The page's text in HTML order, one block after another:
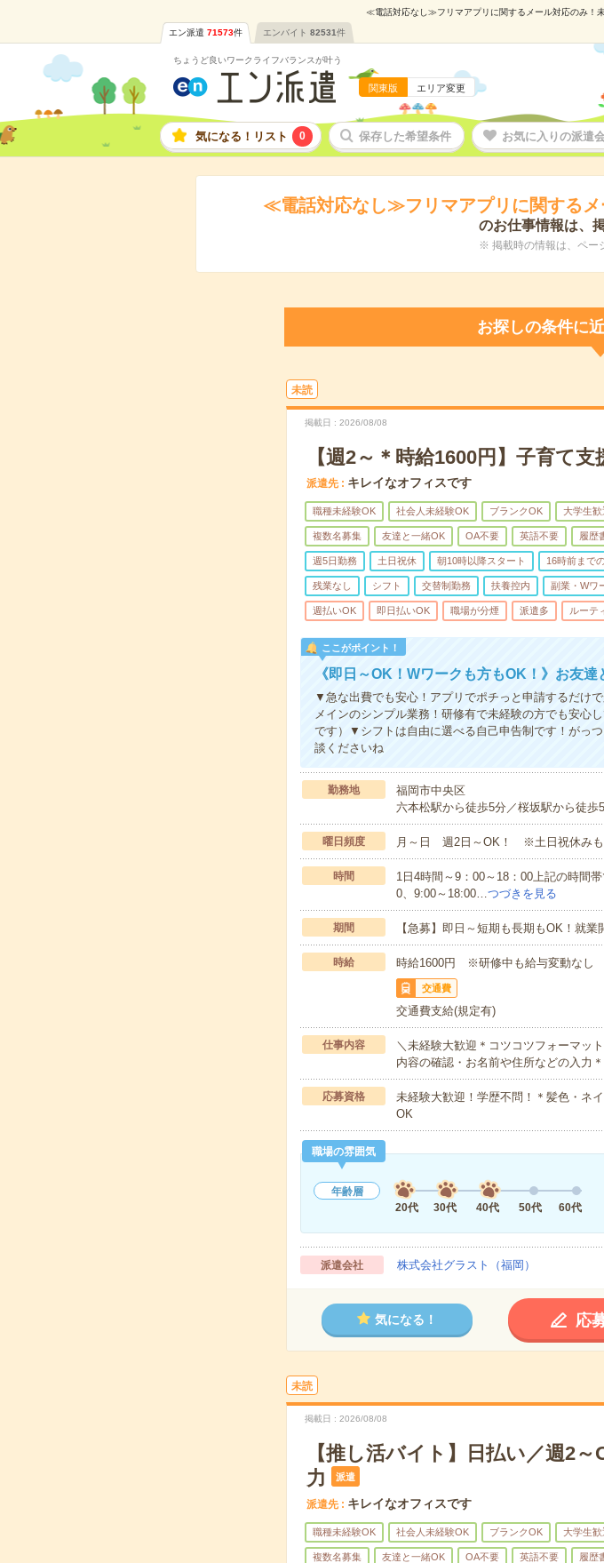
≪電話対応なし≫フリマアプリに関するメール対応のみ！
エン派遣 71573件 エンバイト 82531件
ちょうど良いワークライフバランスが叶う
関東版 エリア変更
気になる！リスト 0 保存した希望条件 お気に入りの派遣
≪電話対応なし≫フリマアプリに関するメ
のお仕事情報は、
※ 掲載時の情報は、ペー
お探しの条件に
未読
掲載日 2026/08/08
【週2～＊時給1600円】子育て
派遣先 キレイなオフィスです
職種未経験OK 社会人未経験OK ブランクOK 大学生歓
複数名募集 友達と一緒OK OA不要 英語不要 履歴
週5日勤務 土日祝休 朝10時以降スタート 16時前まで
残業なし シフト 交替制勤務 扶養控内 副業・Wワ
週払いOK 即日払いOK 職場が分煙 派遣多 ルーテ
ここがポイント！
《即日～OK！Wワークも方もOK！》お友
▼急な出費でも安心！アプリでポチっと申請するだけ
メインのシンプル業務！研修有で未経験の方でも安心
です）▼シフトは自由に選べる自己申告制です！がっ
談くださいね
勤務地
福岡市中央区
六本松駅から徒歩5分／桜坂駅から徒歩
曜日頻度 月～日 週2日～OK！ ※土日祝休みも
時間
1日4時間～9：00～18：00上記の時間
0、9:00～18:00…つづきを見る
期間 【急募】即日～短期も長期もOK！就
時給 時給1600円 ※研修中も給与変動なし
交通費
交通費支給(規定有)
仕事内容
＼未経験大歓迎＊コツコツフォーマッ
内容の確認・お名前や住所などの入力
応募資格
未経験大歓迎！学歴不問！＊髪色・ネ
OK
職場の雰囲気
年齢層
20代
30代 40代 50代 60代
派遣会社 株式会社グラスト（福岡）
気になる！ 応
未読
掲載日 2026/08/08
【推し活バイト】日払い／週2
力
派遣
派遣先 キレイなオフィスです
職種未経験OK 社会人未経験OK ブランクOK 大学生歓
複数名募集 友達と一緒OK OA不要 英語不要 履歴